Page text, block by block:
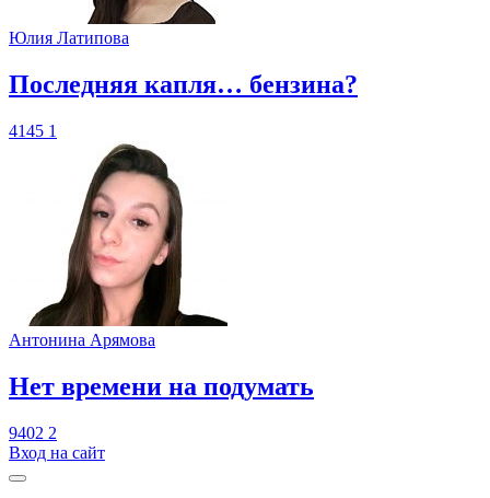
Юлия Латипова
​Последняя капля… бензина?
4145 1
Антонина Арямова
​Нет времени на подумать
9402 2
Вход на сайт